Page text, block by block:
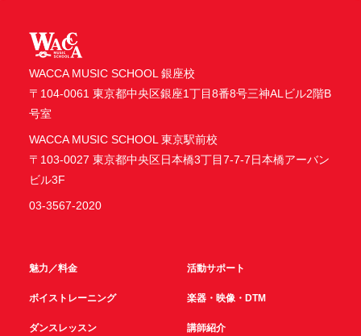
WACCA MUSIC SCHOOL 銀座校
〒104-0061 東京都中央区銀座1丁目8番8号三神ALビル2階B
号室
WACCA MUSIC SCHOOL 東京駅前校
〒103-0027 東京都中央区日本橋3丁目7-7-7日本橋アーバン
ビル3F
03-3567-2020
魅力／料金 活動サポート
ボイストレーニング 楽器・映像・DTM
ダンスレッスン 講師紹介